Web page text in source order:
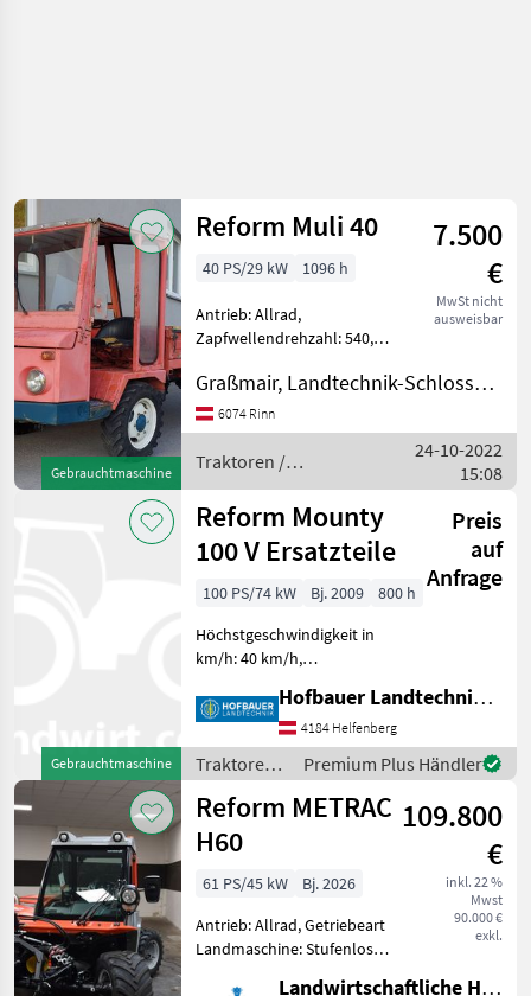
Gebrauchtmaschine
Reform Muli 40
7.500
€
MwSt nicht
ausweisbar
40 PS/29 kW 1096 h
Antrieb: Allrad,
Zapfwellendrehzahl: 540,
km/h: 30 km/h, 4-Rad
Bremse mit
Kratzbodenbrücke mit
Bordwänden
Kabine T
Graßmair, Landtechnik-Schlosserei GmbH
6074 Rinn
Traktoren /
Reform
24-10-2022
15:08
Gebrauchtmaschine
Reform Mounty
100 V Ersatzteile
Preis
auf
Anfrage
100 PS/74 kW Bj. 2009
800 h
Höchstgeschwindigkeit in
km/h: 40 km/h,
540/540E, Getriebeart
Landmaschine: Stufenloses
Getriebe, Antrieb: Allrad
Brandschaden Traktoren
Mäh- und Be
Hofbauer Landtechnik GmbH
4184 Helfenberg
Traktoren /
Reform
Premium Plus Händler
Reform METRAC
H60
109.800
€
inkl. 22 %
Mwst
90.000 €
exkl.
61 PS/45 kW
Bj. 2026
Antrieb: Allrad, Getriebeart
Landmaschine: Stufenloses
Landwirtschaftliche Hauptgen. Südtirol